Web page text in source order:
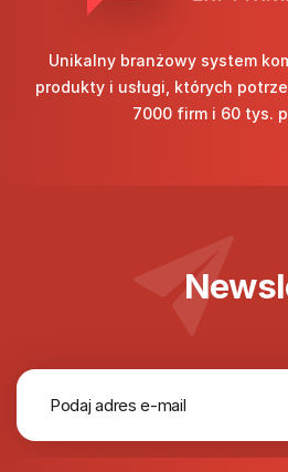
Unikalny branżowy system
produkty i usługi, których
7000 firm i 60 tys.